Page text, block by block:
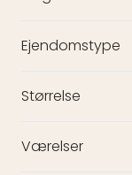
Ejendomstype
Størrelse
Værelser